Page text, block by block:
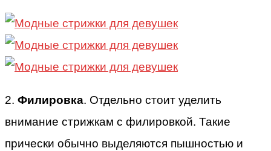
2. Филировка. Отдельно стоит уделить
внимание стрижкам с филировкой. Такие
прически обычно выделяются пышностью и